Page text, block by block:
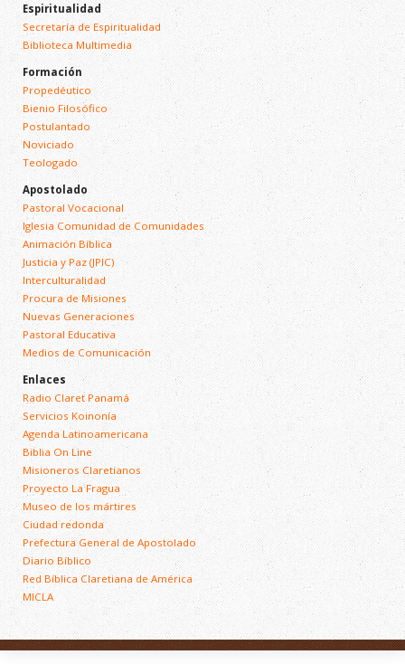
Espiritualidad
Secretaría de Espiritualidad
Biblioteca Multimedia
Formación
Propedéutico
Bienio Filosófico
Postulantado
Noviciado
Teologado
Apostolado
Pastoral Vocacional
Iglesia Comunidad de Comunidades
Animación Bíblica
Justicia y Paz (JPIC)
Interculturalidad
Procura de Misiones
Nuevas Generaciones
Pastoral Educativa
Medios de Comunicación
Enlaces
Radio Claret Panamá
Servicios Koinonía
Agenda Latinoamericana
Biblia On Line
Misioneros Claretianos
Proyecto La Fragua
Museo de los mártires
Ciudad redonda
Prefectura General de Apostolado
Diario Bíblico
Red Bíblica Claretiana de América
MICLA